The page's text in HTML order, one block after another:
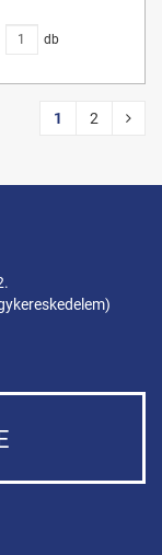
db
1 2